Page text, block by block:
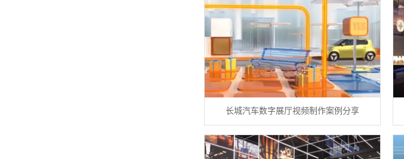
长城汽车数字展厅视频制作案例分享